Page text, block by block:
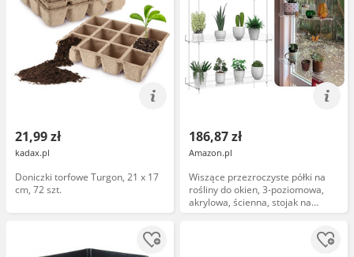
21,99 zł
kadax.pl
Doniczki torfowe Turgon, 21 x 17
cm, 72 szt.
186,87 zł
Amazon.pl
Wiszące przezroczyste półki na
rośliny do okien, 3-poziomowa,
akrylowa, ścienna, stojak na
rośliny, do kuchni, okien, ogrodów,
organizacji sadzonek i ekspozycji